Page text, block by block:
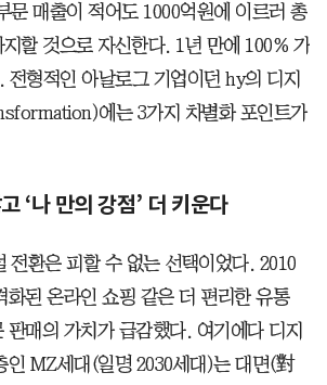
문 매출이 적어도 1000억원에 이르러 총
할 것으로 자신한다. 1년 만에 100% 가
전형적인 아날로그 기업이던 hy의 디지
에는 3가지 차별화 포인트가
‘나 만의 강점’ 더 키운다
전환은 피할 수 없는 선택이었다. 2010
화된 온라인 쇼핑 같은 더 편리한 유통
판매의 가치가 급감했다. 여기에다 디지
인 MZ세대(일명 2030세대)는 대면(對